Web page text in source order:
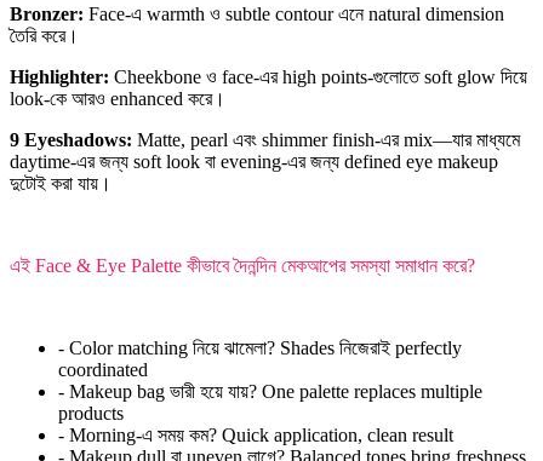
Bronzer: Face-এ warmth ও subtle contour এনে natural dimension
তৈরি করে।
Highlighter: Cheekbone ও face-এর high points-গুলোতে soft glow দিয়ে
look-কে আরও enhanced করে।
9 Eyeshadows: Matte, pearl এবং shimmer finish-এর mix—যার মাধ্যমে
daytime-এর জন্য soft look বা evening-এর জন্য defined eye makeup
দুটোই করা যায়।
এই Face & Eye Palette কীভাবে দৈনন্দিন মেকআপের সমস্যা সমাধান করে?
- Color matching নিয়ে ঝামেলা? Shades নিজেরাই perfectly
coordinated
- Makeup bag ভারী হয়ে যায়? One palette replaces multiple
products
- Morning-এ সময় কম? Quick application, clean result
- Makeup dull বা uneven লাগে? Balanced tones bring freshness